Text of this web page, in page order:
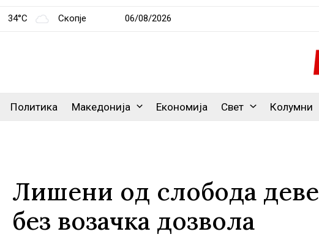
34°C Скопје 06/08/2026
Политика Македонија Економија Свет Колумни
Лишени од слобода
без возачка дозвола